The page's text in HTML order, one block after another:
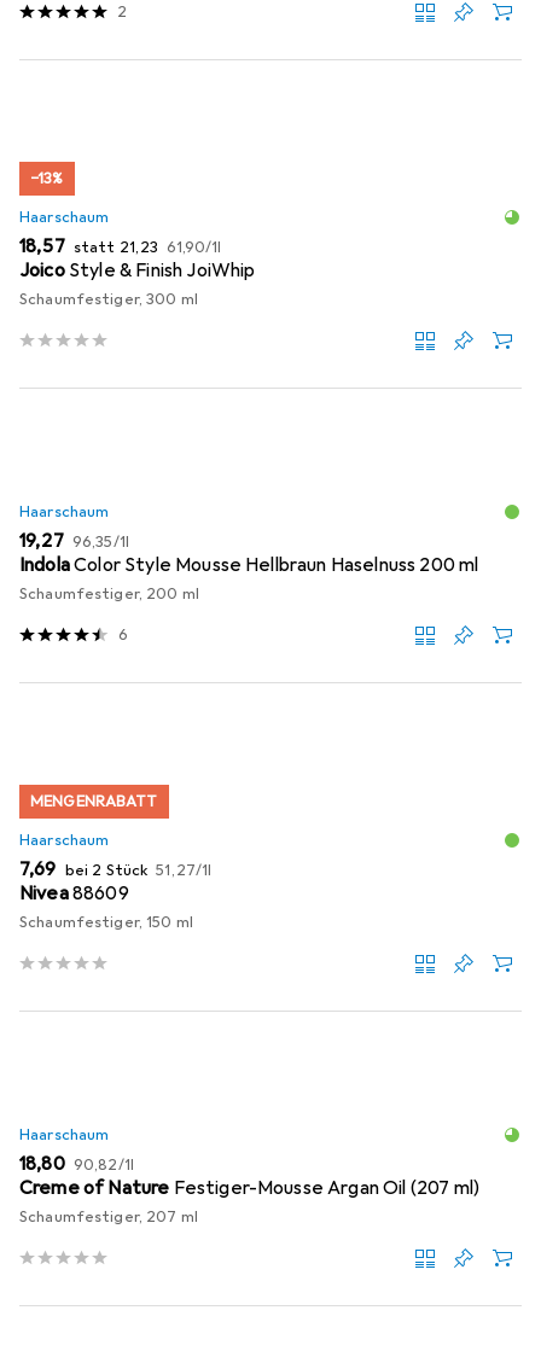
2
−13%
Haarschaum
EUR
18,57 statt EUR
21,23 EUR
61,90/1l
Joico Style & Finish JoiWhip
Schaumfestiger, 300 ml
Haarschaum
EUR
19,27 EUR
96,35/1l
IndolaColor Style Mousse Hellbraun Haselnuss 200 ml
Schaumfestiger, 200 ml
6
MENGENRABATT
Haarschaum
EUR
7,69 bei 2 Stück EUR
51,27/1l
Nivea88609
Schaumfestiger, 150 ml
Haarschaum
EUR
18,80 EUR
90,82/1l
Creme of Nature Festiger-Mousse Argan Oil (207 ml)
Schaumfestiger, 207 ml